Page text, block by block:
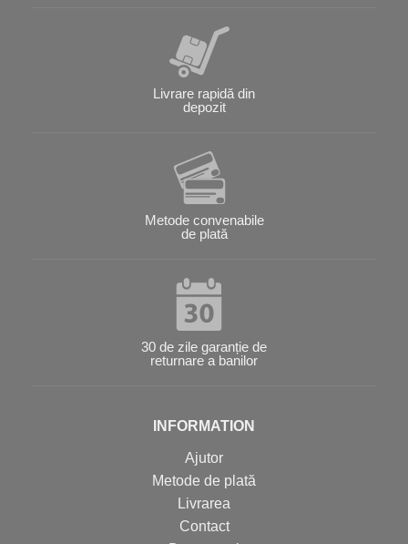
Livrare rapidă din
depozit
Metode convenabile
de plată
30 de zile garanție de
returnare a banilor
INFORMATION
Ajutor
Metode de plată
Livrarea
Contact